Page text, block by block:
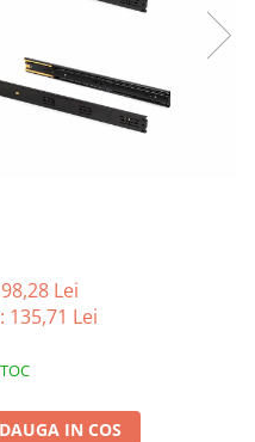
Lei
135,71 Lei
IN COS